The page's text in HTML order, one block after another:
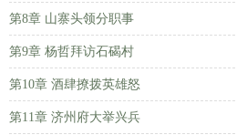
第8章 山寨头领分职事
第9章 杨哲拜访石碣村
第10章 酒肆撩拨英雄怒
第11章 济州府大举兴兵